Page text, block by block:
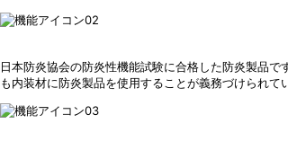
日本防炎協会の防炎性機能試験に合格した防炎製品
も内装材に防炎製品を使用することが義務づけられて